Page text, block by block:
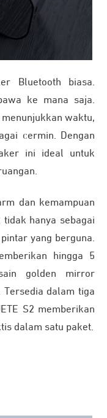
Bluetooth biasa.
ke mana saja.
waktu,
cermin. Dengan
ini ideal untuk
dan kemampuan
tidak hanya sebagai
yang berguna.
hingga 5
golden mirror
Tersedia dalam tiga
S2 memberikan
dalam satu paket.